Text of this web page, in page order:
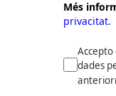
Més
privacitat.
dades